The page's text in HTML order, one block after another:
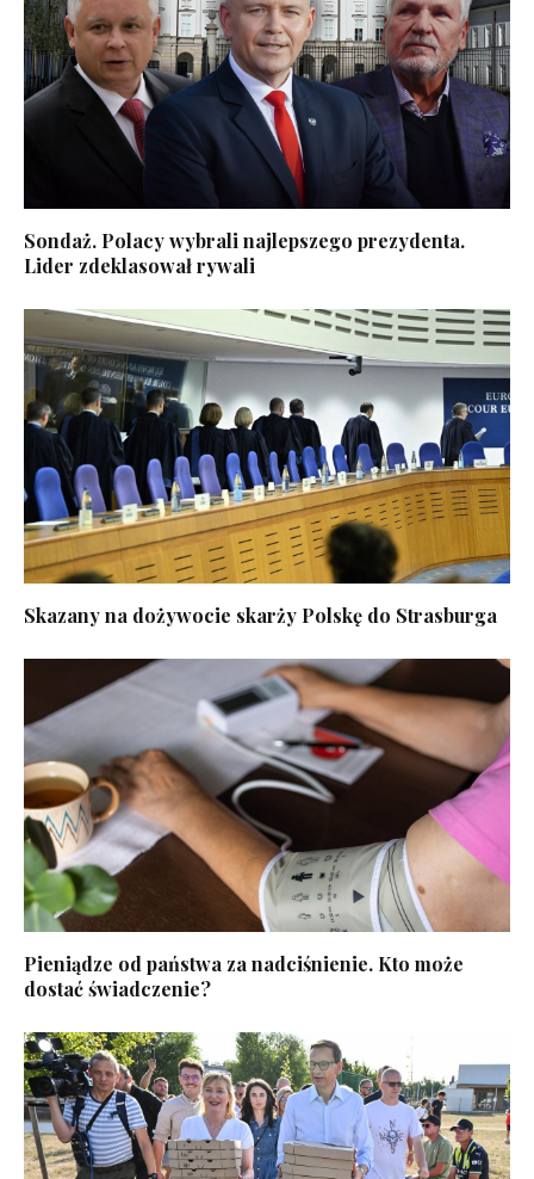
Sondaż. Polacy wybrali najlepszego prezydenta.
Lider zdeklasował rywali
Skazany na dożywocie skarży Polskę do Strasburga
Pieniądze od państwa za nadciśnienie. Kto może
dostać świadczenie?